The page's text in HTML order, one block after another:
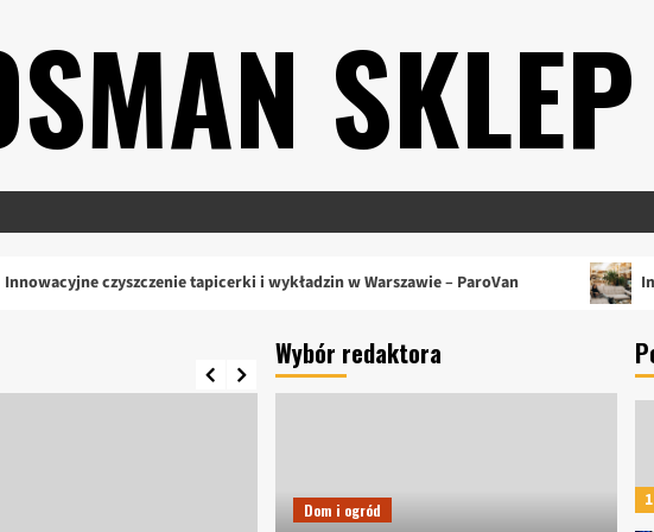
SKLEP
czyszczenie tapicerki i wykładzin w Warszawie – ParoVan
Wybór redaktora
Dom i ogród
4
5
1